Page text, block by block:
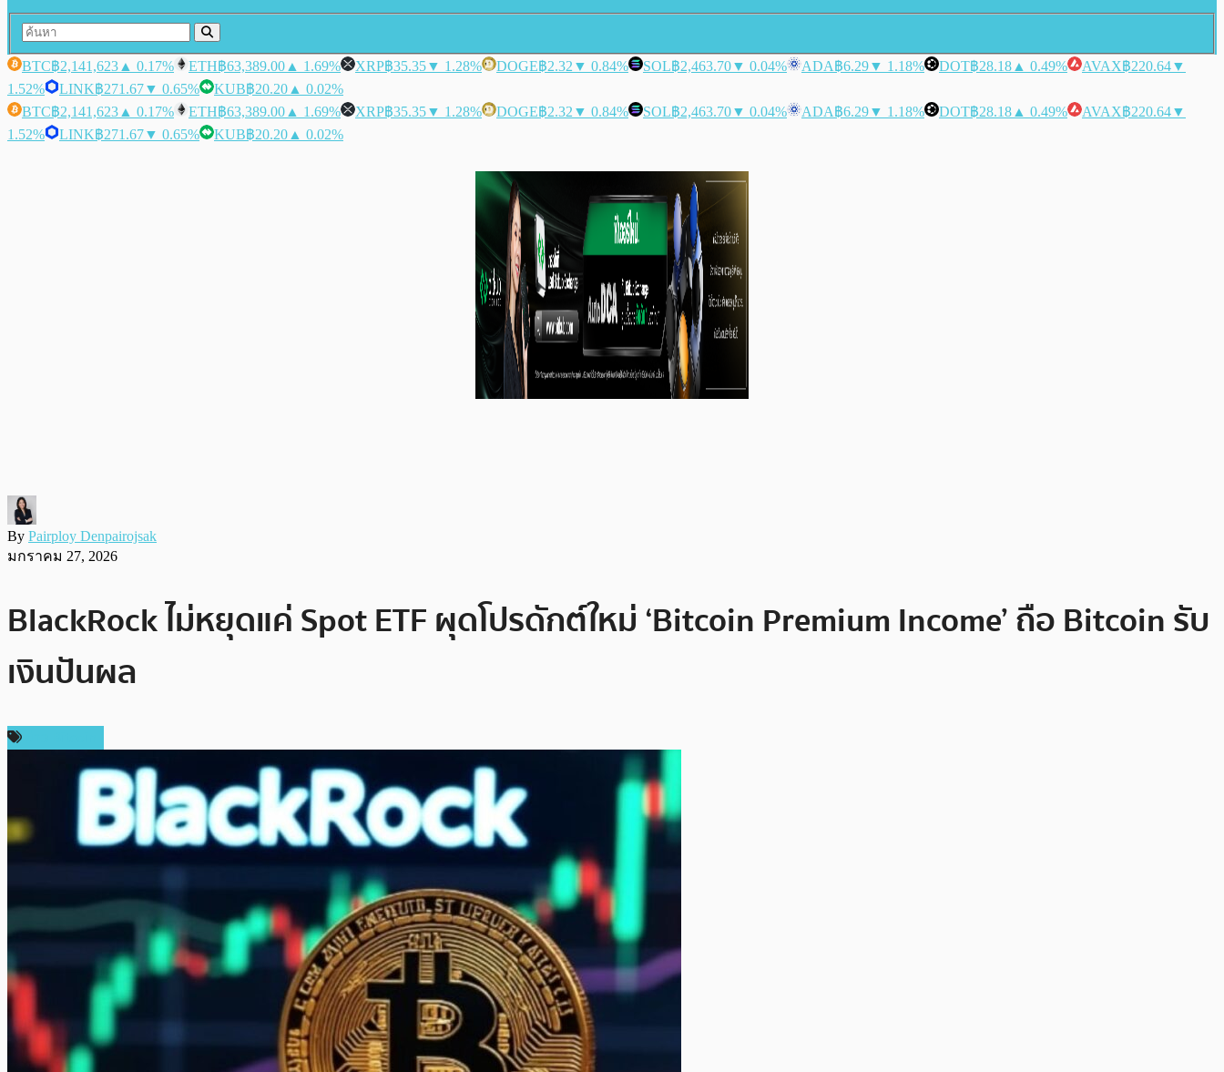
BTC฿2,141,623 ▲ 0.17% ETH฿63,389.00 ▲ 1.69% XRP฿35.35▼ 1.28% DOGE฿2.32 ▼ 0.84% SOL฿2,463.70▼ 0.04% ADA฿6.29▼ 1.18% DOT฿28.18 ▲ 0.49% AVAX฿220.64▼
1.52%
LINK฿271.67▼ 0.65% KUB฿20.20 ▲ 0.02%
BTC฿2,141,623 ▲ 0.17% ETH฿63,389.00 ▲ 1.69% XRP฿35.35▼ 1.28% DOGE฿2.32 ▼ 0.84% SOL฿2,463.70▼ 0.04% ADA฿6.29▼ 1.18% DOT฿28.18 ▲ 0.49% AVAX฿220.64▼
1.52%
LINK฿271.67▼ 0.65% KUB฿20.20 ▲ 0.02%
By Pairploy Denpairojsak
มกราคม 27, 2026
BlackRock ไม่หยุดแค่ Spot ETF ผุดโปรดักต์ใหม่ ‘Bitcoin Premium Income’ ถือ Bitcoin รับ
เงินปันผล